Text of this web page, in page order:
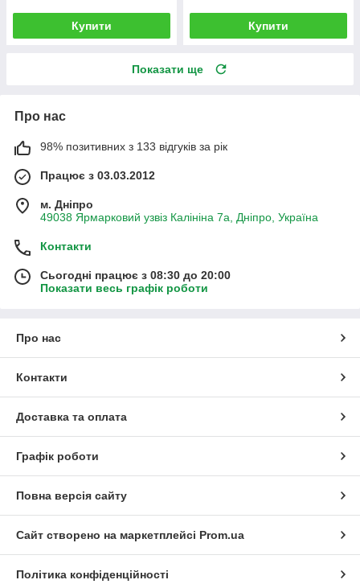
Купити Купити
Показати ще
Про нас
98% позитивних з 133 відгуків за рік
Працює з 03.03.2012
м. Дніпро
49038 Ярмарковий узвіз Калініна 7а, Дніпро, Україна
Контакти
Сьогодні працює з 08:30 до 20:00
Показати весь графік роботи
Про нас
Контакти
Доставка та оплата
Графік роботи
Повна версія сайту
Сайт створено на маркетплейсі Prom.ua
Політика конфіденційності